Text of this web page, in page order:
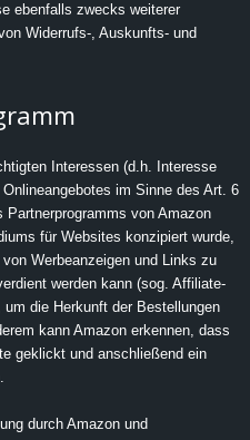
ebenfalls zwecks weiterer
Widerrufs-, Auskunfts- und
Interessen (d.h. Interesse
im Sinne des Art. 6
von Amazon
für Websites konzipiert wurde,
Werbeanzeigen und Links zu
werden kann (sog. Affiliate-
die Herkunft der Bestellungen
kann Amazon erkennen, dass
geklickt und anschließend ein
durch Amazon und